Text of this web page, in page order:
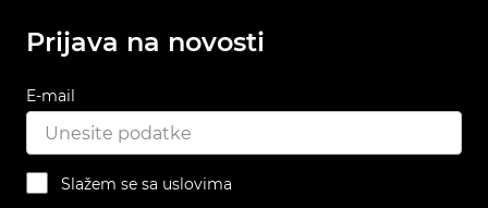
Prijava na novosti
E-mail
Slažem se sa uslovima